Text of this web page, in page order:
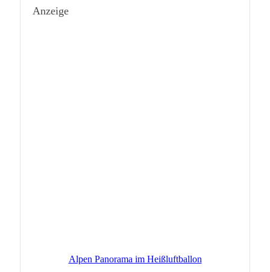
Anzeige
Alpen Panorama im Heißluftballon